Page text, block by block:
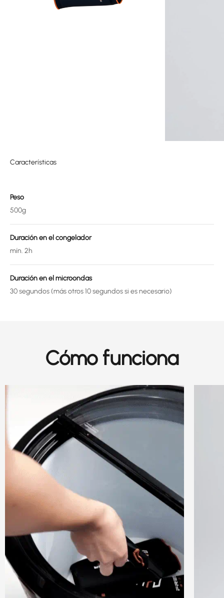
Características
Peso
500g
Duración en el congelador
mín. 2h
Duración en el microondas
30 segundos (más otros 10 segundos si es necesario)
Cómo funciona